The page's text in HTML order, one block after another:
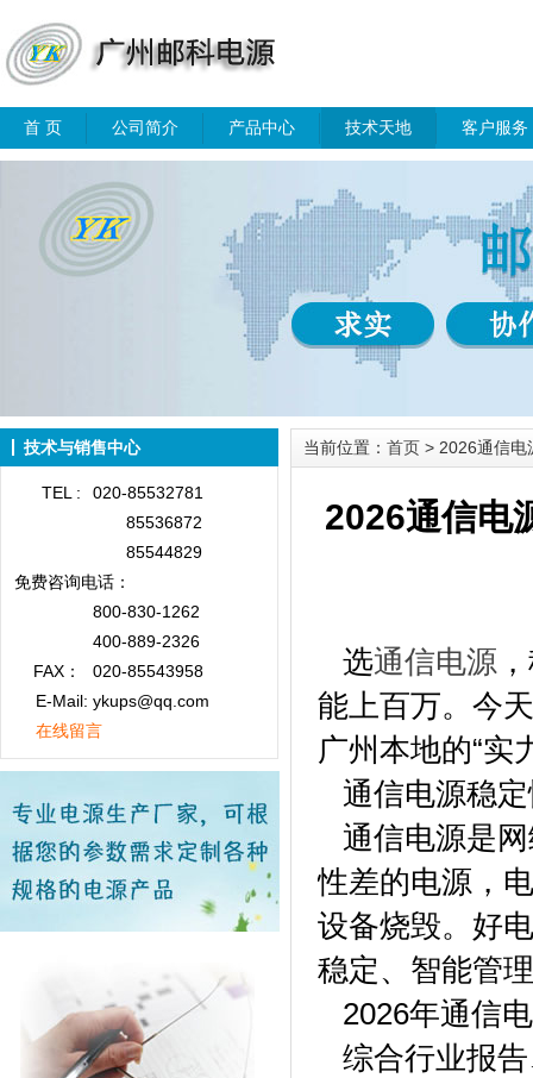
首 页 公司简介 产品中心 技术天地 客户服务
技术与销售中心
TEL :
020-85532781
85536872
85544829
免费咨询电话：
800-830-1262
400-889-2326
FAX：
020-85543958
E-Mail: ykups@qq.com
在线留言
当前位置： 首页 > 2026通信电
2026通信电
选通信电源
能上百万。今
广州本地的“
通信电源稳
通信电源是网
性差的电源，
设备烧毁。好
稳定、智能管
2026年通信
综合行业报